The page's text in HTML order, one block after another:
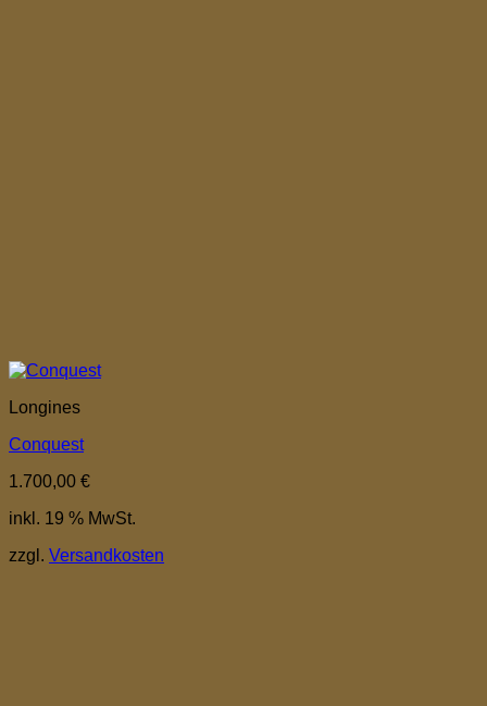
Longines
Conquest
1.700,00 €
inkl. 19 % MwSt.
zzgl. Versandkosten